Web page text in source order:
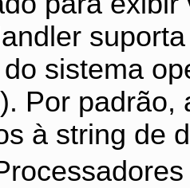
sistema
Por padrão,
à string de